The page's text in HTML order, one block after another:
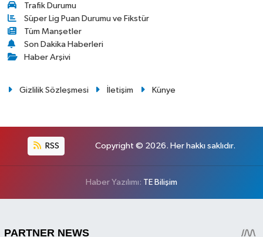
Trafik Durumu
Süper Lig Puan Durumu ve Fikstür
Tüm Manşetler
Son Dakika Haberleri
Haber Arşivi
Gizlilik Sözleşmesi İletişim Künye
RSS Copyright © 2026. Her hakkı saklıdır.
Haber Yazılımı: TE Bilişim